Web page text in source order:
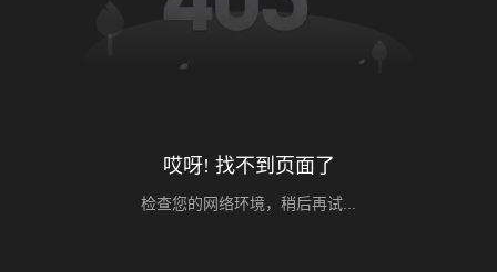
哎呀! 找不到页面了
检查您的网络环境，稍后再试...